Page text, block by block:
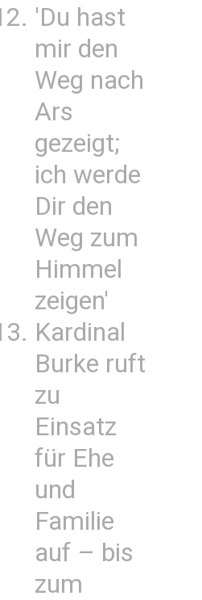
'Du hast
mir den
Weg nach
Ars
gezeigt;
ich werde
Dir den
Weg zum
Himmel
zeigen'
Kardinal
Burke ruft
zu
Einsatz
für Ehe
und
Familie
auf – bis
zum